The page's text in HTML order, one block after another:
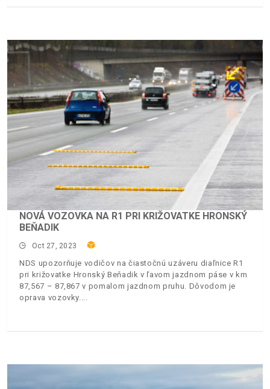
NOVÁ VOZOVKA NA R1 PRI KRIŽOVATKE HRONSKÝ
BEŇADIK
Oct 27, 2023
NDS upozorňuje vodičov na čiastočnú uzáveru diaľnice R1
pri križovatke Hronský Beňadik v ľavom jazdnom páse v km
87,567 – 87,867 v pomalom jazdnom pruhu. Dôvodom je
oprava vozovky.